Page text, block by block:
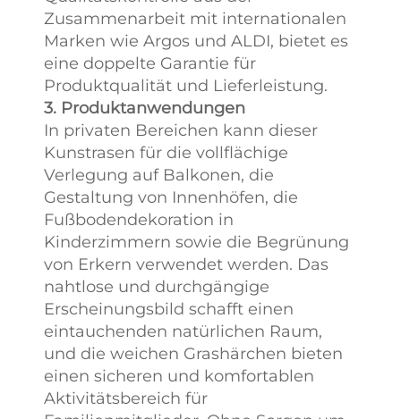
Zusammenarbeit mit internationalen
Marken wie Argos und ALDI, bietet es
eine doppelte Garantie für
Produktqualität und Lieferleistung.
3. Produktanwendungen
In privaten Bereichen kann dieser
Kunstrasen für die vollflächige
Verlegung auf Balkonen, die
Gestaltung von Innenhöfen, die
Fußbodendekoration in
Kinderzimmern sowie die Begrünung
von Erkern verwendet werden. Das
nahtlose und durchgängige
Erscheinungsbild schafft einen
eintauchenden natürlichen Raum,
und die weichen Grashärchen bieten
einen sicheren und komfortablen
Aktivitätsbereich für